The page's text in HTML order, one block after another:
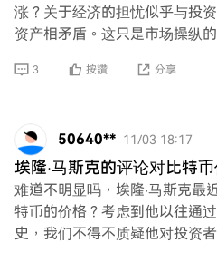
涨？关于经济的担忧似乎与投
资产相矛盾。这只是市场操纵
3 按讚 分享
50640** 11/03 18:17
埃隆·马斯克的评论对比特
难道不明显吗，埃隆·马斯克最
特币的价格？考虑到他以往通
史，我们不得不质疑他对投资